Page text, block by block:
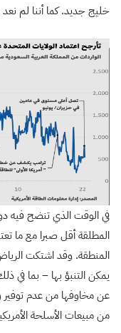
خليج جديد. كما أننا لم
في الوقت الذي تنضح فيه
المطلقة أقل صبرا مع ما
المنطقة. وقد اشتكت
يمكن التنبؤ بها – بما في
عن مخاوفها من عدم توفير
من مبيعات الأسلحة